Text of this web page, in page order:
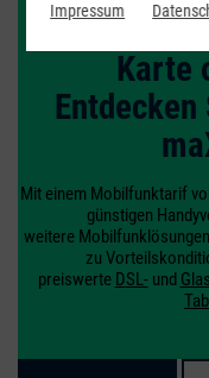
Partner
Karte
Mit einem Mobilfunktarif
günstigen
weitere
zu
preiswerte DSL-und
Impressum